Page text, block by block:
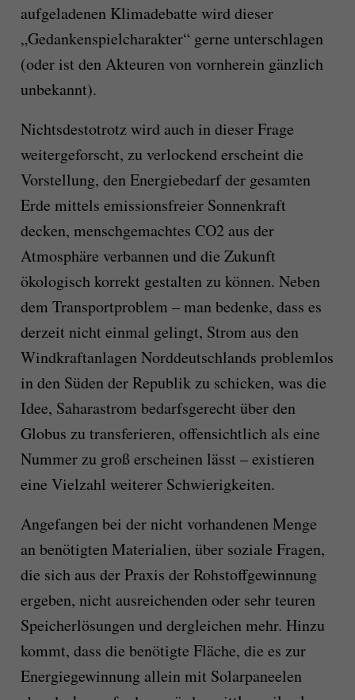
aufgeladenen Klimadebatte wird dieser
„Gedankenspielcharakter“ gerne unterschlagen
(oder ist den Akteuren von vornherein gänzlich
unbekannt).
Nichtsdestotrotz wird auch in dieser Frage
weitergeforscht, zu verlockend erscheint die
Vorstellung, den Energiebedarf der gesamten
Erde mittels emissionsfreier Sonnenkraft
decken, menschgemachtes CO2 aus der
Atmosphäre verbannen und die Zukunft
ökologisch korrekt gestalten zu können. Neben
dem Transportproblem – man bedenke, dass es
derzeit nicht einmal gelingt, Strom aus den
Windkraftanlagen Norddeutschlands problemlos
in den Süden der Republik zu schicken, was die
Idee, Saharastrom bedarfsgerecht über den
Globus zu transferieren, offensichtlich als eine
Nummer zu groß erscheinen lässt – existieren
eine Vielzahl weiterer Schwierigkeiten.
Angefangen bei der nicht vorhandenen Menge
an benötigten Materialien, über soziale Fragen,
die sich aus der Praxis der Rohstoffgewinnung
ergeben, nicht ausreichenden oder sehr teuren
Speicherlösungen und dergleichen mehr. Hinzu
kommt, dass die benötigte Fläche, die es zur
Energiegewinnung allein mit Solarpaneelen